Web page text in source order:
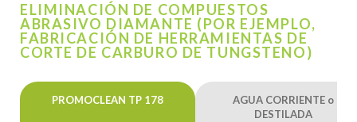
ELIMINACIÓN DE COMPUESTOS
ABRASIVO DIAMANTE (POR EJEMPLO,
FABRICACIÓN DE HERRAMIENTAS DE
CORTE DE CARBURO DE TUNGSTENO)
PROMOCLEAN TP 178
AGUA CORRIENTE o
DESTILADA